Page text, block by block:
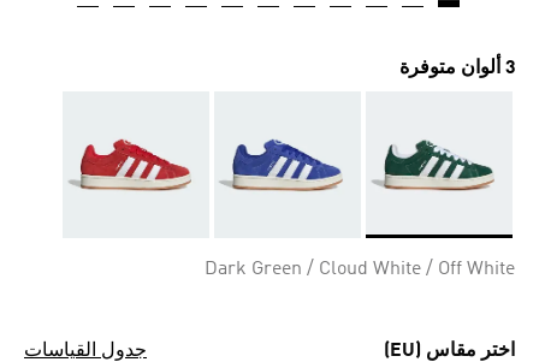
3 ألوان متوفرة
Dark Green / Cloud White / Off White
اختر مقاس (EU) جدول القياسات